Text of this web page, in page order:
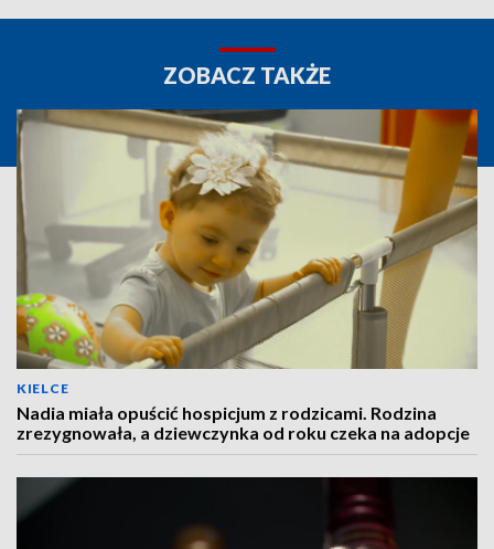
ZOBACZ TAKŻE
KIELCE
Nadia miała opuścić hospicjum z rodzicami. Rodzina
zrezygnowała, a dziewczynka od roku czeka na adopcje